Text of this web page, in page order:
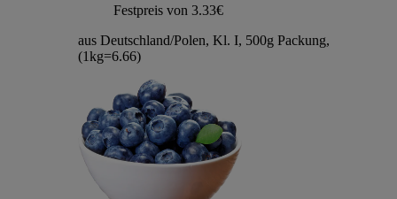
Festpreis von 3.33€
aus Deutschland/Polen, Kl. I, 500g Packung,
(1kg=6.66)